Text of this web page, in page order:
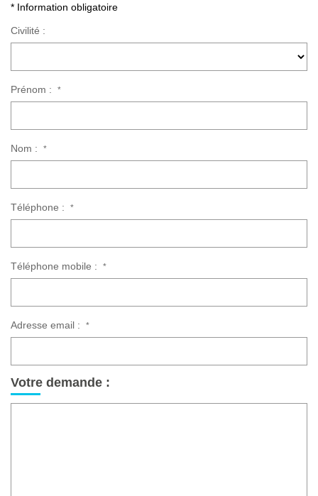
Gestion Locative
CONTACT
* Information obligatoire
Civilité :
Prénom : *
Nom : *
Téléphone : *
Téléphone mobile : *
Adresse email : *
Votre demande :